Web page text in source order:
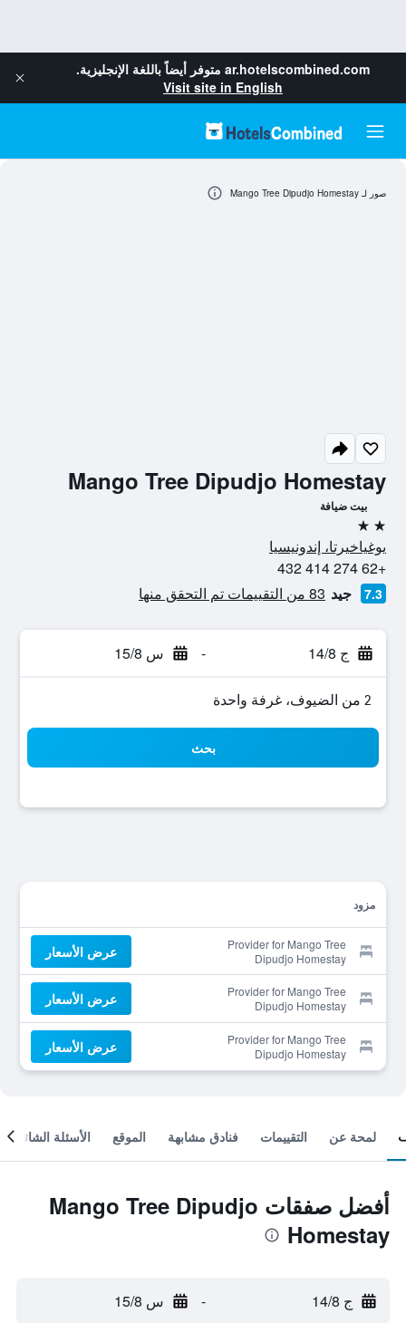
ar.hotelscombined.com متوفر أيضاً باللغة الإنجليزية.
Visit site in English
Mango Tree Dipudjo Homestay
بيت ضيافة
2 نجمتين
يوغياخيرتا، إندونيسيا
+62 274 414 432
7.3 جيد 83 من التقييمات تم التحقق منها
ج 14/8 - س 15/8
2 من الضيوف، غرفة واحدة
بحث
مزود
Provider for Mango Tree
Dipudjo Homestay
عرض الأسعار
Provider for Mango Tree
Dipudjo Homestay
عرض الأسعار
Provider for Mango Tree
Dipudjo Homestay
عرض الأسعار
صور لـ Mango Tree Dipudjo Homestay
لمحة عن التقييمات فنادق مشابهة الموقع الأسئلة الشائعة
أفضل صفقات Mango Tree Dipudjo
Homestay
ج 14/8 - س 15/8